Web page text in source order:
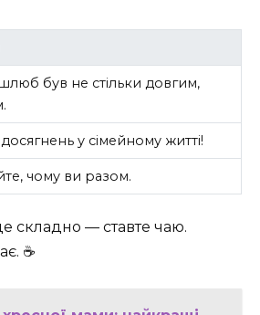
був не стільки довгим,
у сімейному житті!
чому ви разом.
складно — ставте чаю.
☕